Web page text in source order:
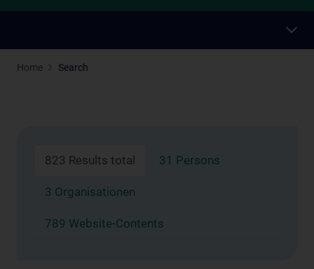
Home Search
823 Results total 31 Persons
3 Organisationen
789 Website-Contents